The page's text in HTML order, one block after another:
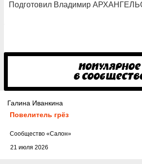
Подготовил Владимир
Галина Иванкина
Повелитель грёз
21 июля 2026
Cообщество «Салон»